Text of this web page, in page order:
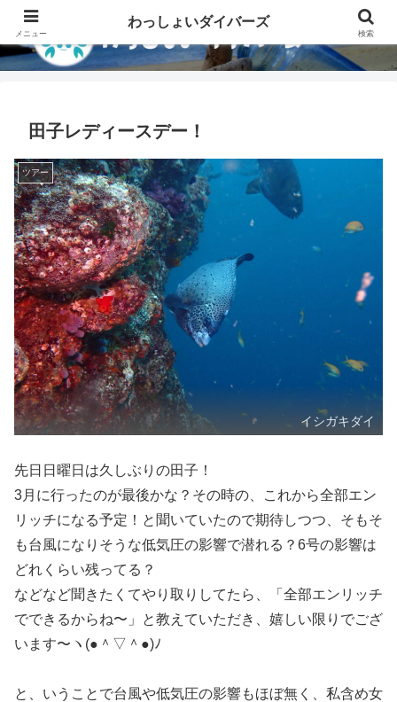
田子レディースデー！
ツアー
イシガキダイ
先日日曜日は久しぶりの田子！
3月に行ったのが最後かな？その時の、これから全部エン
リッチになる予定！と聞いていたので期待しつつ、そもそ
も台風になりそうな低気圧の影響で潜れる？6号の影響は
どれくらい残ってる？
などなど聞きたくてやり取りしてたら、「全部エンリッチ
でできるからね〜」と教えていただき、嬉しい限りでござ
います〜ヽ(●＾▽＾●)ﾉ
と、いうことで台風や低気圧の影響もほぼ無く、私含め女
メニュー
わっしょいダイバーズ
検索